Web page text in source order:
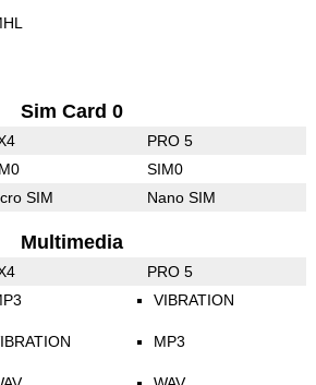
Sim Card 0
PRO 5
SIM0
SIM Nano SIM
Multimedia
PRO 5
VIBRATION
MP3